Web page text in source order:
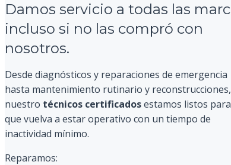
Damos servicio a todas las
incluso si no las compró con
nosotros.
Desde diagnósticos y reparaciones de emergencia
hasta mantenimiento rutinario y reconstrucciones,
nuestro técnicos certificadosestamos listos para
que vuelva a estar operativo con un tiempo de
inactividad mínimo.
Reparamos: